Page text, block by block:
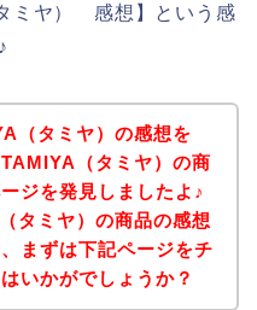
ミヤ） 感想】という感
（タミヤ）の感想を
（タミヤ）の商
ジを発見しましたよ♪
タミヤ）の商品の感想
まずは下記ページをチ
いかがでしょうか？